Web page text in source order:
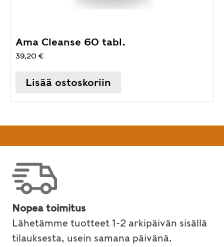
Ama Cleanse 60 tabl.
39,20 €
Lisää ostoskoriin
Nopea toimitus
Lähetämme tuotteet 1-2 arkipäivän sisällä
tilauksesta, usein samana päivänä.